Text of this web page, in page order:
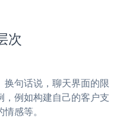
次
句话说，聊天界面的限
例如构建自己的客户支
感等。